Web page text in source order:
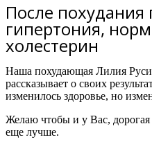
После похудания
гипертония,
холестерин
Наша похудающая Лилия
рассказывает о своих
изменилось здоровье, но
Желаю чтобы и у Вас,
еще лучше.